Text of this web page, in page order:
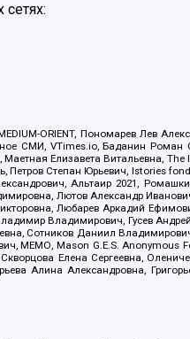
ORIENT, Пономарев Лев
СМИ, VTimes.io, Баданин Роман
Елизавета Витальевна, The
Петров Степан Юрьевич, Istories
Альтаир 2021,
Лютов Александр
Любарев Аркадий
Владимирович, Гусев
Сотников Даниил
МЕМО, Mason G.E.S. Anonymous
Елена Сергеевна,
Алина Александровна,